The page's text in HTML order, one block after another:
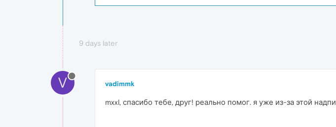
9 days later
V vadimmk
mxxl, спасибо тебе, друг! реально помог. я уже из-за этой